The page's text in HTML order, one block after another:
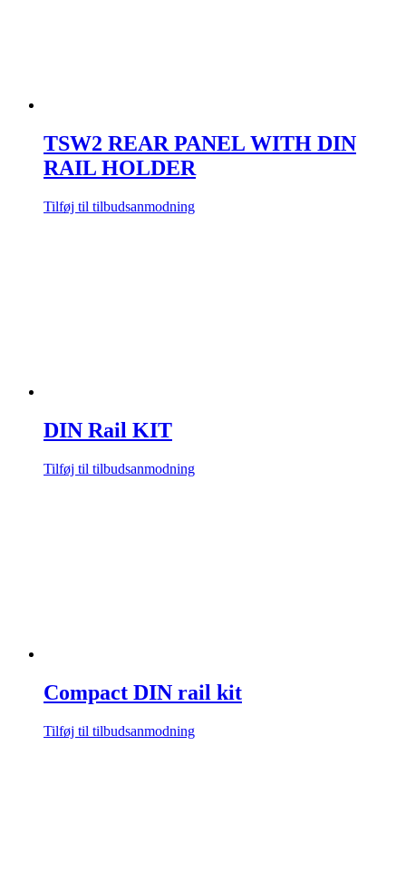
TSW2 REAR PANEL WITH DIN
RAIL HOLDER
Tilføj til tilbudsanmodning
DIN Rail KIT
Tilføj til tilbudsanmodning
Compact DIN rail kit
Tilføj til tilbudsanmodning